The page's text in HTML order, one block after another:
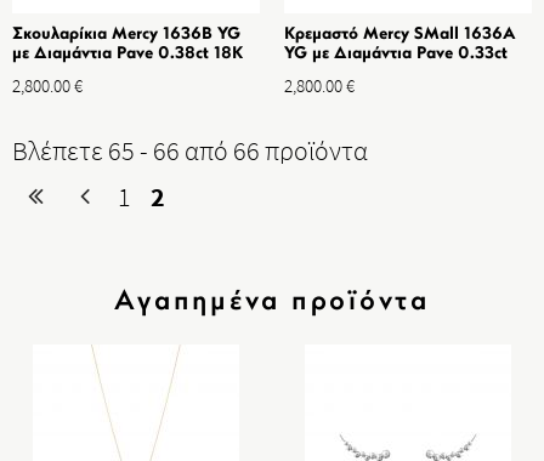
Σκουλαρίκια Mercy 1636B YG
με Διαμάντια Pave 0.38ct 18K
2,800.00€
Κρεμαστό Mercy SMall 1636A
YG με Διαμάντια Pave 0.33ct
2,800.00€
Βλέπετε 65 - 66 από 66 προϊόντα
1
2
Αγαπημένα προϊόντα